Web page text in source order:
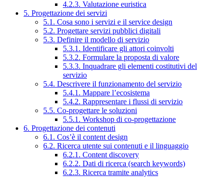
4.2.3. Valutazione euristica
5. Progettazione dei servizi
5.1. Cosa sono i servizi e il service design
5.2. Progettare servizi pubblici digitali
5.3. Definire il modello di servizio
5.3.1. Identificare gli attori coinvolti
5.3.2. Formulare la proposta di valore
5.3.3. Inquadrare gli elementi costitutivi del
servizio
5.4. Descrivere il funzionamento del servizio
5.4.1. Mappare l’ecosistema
5.4.2. Rappresentare i flussi di servizio
5.5. Co-progettare le soluzioni
5.5.1. Workshop di co-progettazione
6. Progettazione dei contenuti
6.1. Cos’è il content design
6.2. Ricerca utente sui contenuti e il linguaggio
6.2.1. Content discovery
6.2.2. Dati di ricerca (search keywords)
6.2.3. Ricerca tramite analytics